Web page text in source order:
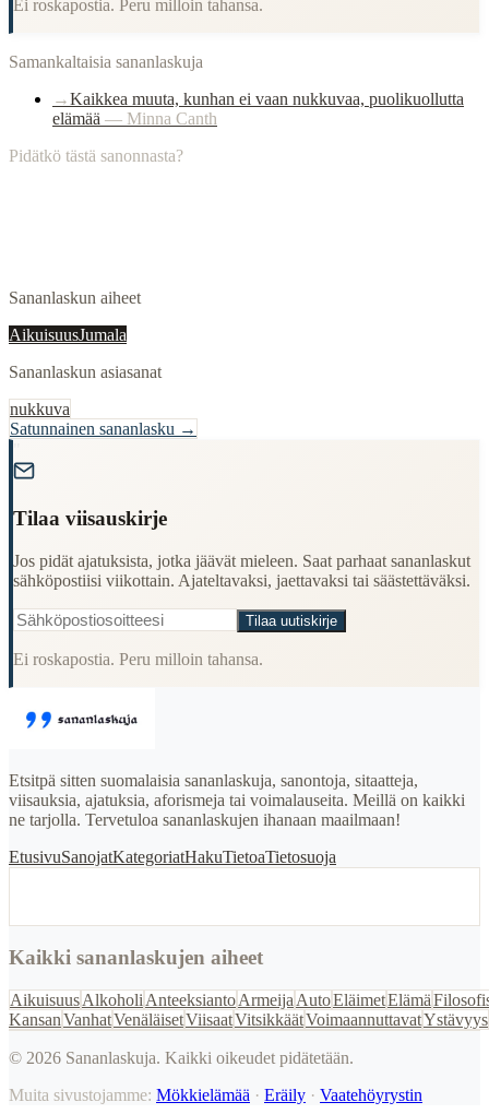
Ei roskapostia. Peru milloin tahansa.
Samankaltaisia sananlaskuja
→Kaikkea muuta, kunhan ei vaan nukkuvaa, puolikuollutta
elämää — Minna Canth
Pidätkö tästä sanonnasta?
Sananlaskun aiheet
AikuisuusJumala
Sananlaskun asiasanat
nukkuva
Satunnainen sananlasku →
Tilaa viisauskirje
Jos pidät ajatuksista, jotka jäävät mieleen. Saat parhaat sananlaskut
sähköpostiisi viikottain. Ajateltavaksi, jaettavaksi tai säästettäväksi.
Tilaa uutiskirje
Ei roskapostia. Peru milloin tahansa.
Etsitpä sitten suomalaisia sananlaskuja, sanontoja, sitaatteja,
viisauksia, ajatuksia, aforismeja tai voimalauseita. Meillä on kaikki
ne tarjolla. Tervetuloa sananlaskujen ihanaan maailmaan!
EtusivuSanojatKategoriatHakuTietoaTietosuoja
Kaikki sananlaskujen aiheet
AikuisuusAlkoholi AnteeksiantoArmeija AutoEläimetElämä
KansanVanhatVenäläisetViisaatVitsikkäätVoimaannuttavatYstävyys
© 2026 Sananlaskuja. Kaikki oikeudet pidätetään.
Muita sivustojamme: Mökkielämää · Eräily · Vaatehöyrystin